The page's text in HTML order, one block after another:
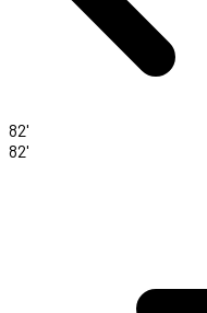
82'
82'